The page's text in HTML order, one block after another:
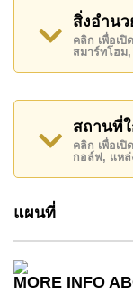
สถานที่สำคัญใก
ได้ง่าย, บิ๊กซี เ
พัทยา , เอเชีย
พัทยา, รพ.กรุงเ
บาท
โฉนดที่ดินของอ
ค้นพบโอกาสใน
คุณ!
ติดต่อ
หรือ อีเมล
สิ่งอำน
คลิก เพื่อเ
สมาร์ทโฮม
สถานที่ใ
คลิก เพื่อเ
กอล์ฟ, แหล่
แผนที่
MORE INFO